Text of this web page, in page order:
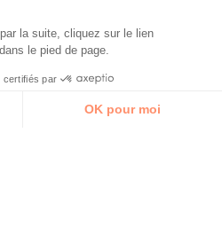
la suite, cliquez sur le lien
le pied de page.
certifiés par
OK pour moi